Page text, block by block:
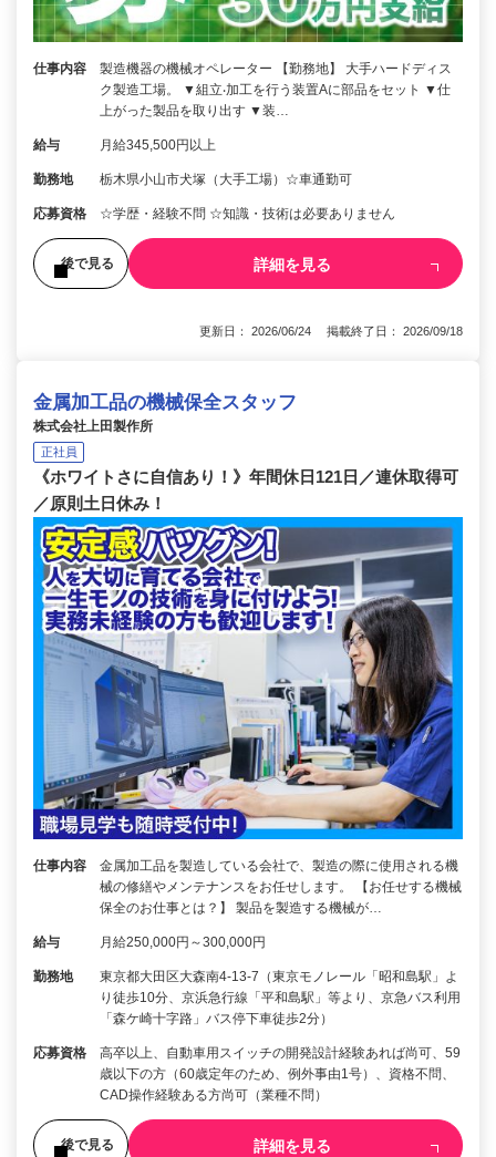
仕事内容
製造機器の機械オペレーター 【勤務地】 大手ハードディス
ク製造工場。 ▼組立‧加工を行う装置Aに部品をセット ▼仕
上がった製品を取り出す ▼装…
給与 月給345,500円以上
勤務地 栃木県小山市犬塚（大手工場）☆車通勤可
応募資格 ☆学歴・経験不問 ☆知識・技術は必要ありません
後で見る 詳細を見る
更新日： 2026/06/24 掲載終了日： 2026/09/18
金属加工品の機械保全スタッフ
株式会社上田製作所
正社員
《ホワイトさに自信あり！》年間休日121日／連休取得可
／原則土日休み！
仕事内容
金属加工品を製造している会社で、製造の際に使用される機
械の修繕やメンテナンスをお任せします。 【お任せする機械
保全のお仕事とは？】 製品を製造する機械が…
給与 月給250,000円～300,000円
勤務地
東京都大田区大森南4-13-7（東京モノレール「昭和島駅」よ
り徒歩10分、京浜急行線「平和島駅」等より、京急バス利用
「森ケ崎十字路」バス停下車徒歩2分）
応募資格
高卒以上、自動車用スイッチの開発設計経験あれば尚可、59
歳以下の方（60歳定年のため、例外事由1号）、資格不問、
CAD操作経験ある方尚可（業種不問）
後で見る 詳細を見る